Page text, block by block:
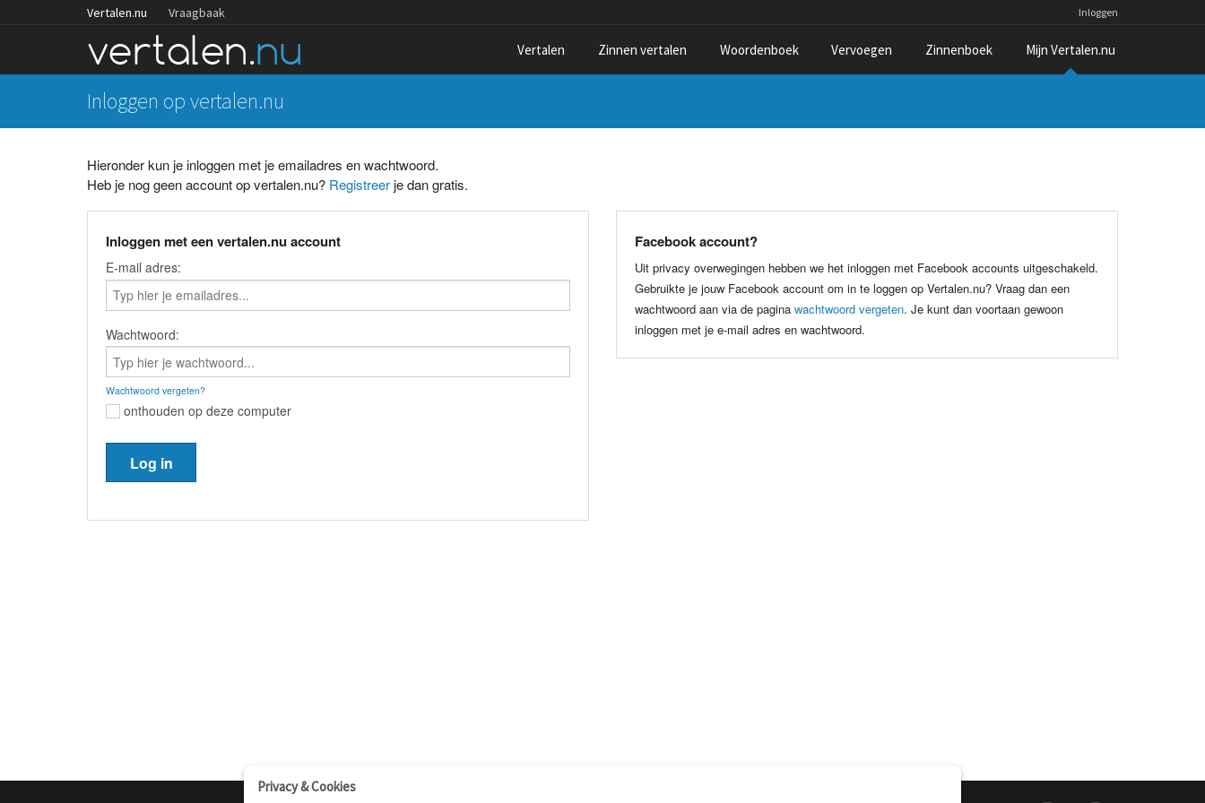
Vertalen.nu Vraagbaak Inloggen
Vertalen Zinnen vertalen Woordenboek Vervoegen Zinnenboek Mijn Vertalen.nu
Inloggen op vertalen.nu
Hieronder kun je inloggen met je emailadres en wachtwoord.
Heb je nog geen account op vertalen.nu? Registreerje dan gratis.
Inloggen met een vertalen.nu account
E-mail adres:
Wachtwoord:
Wachtwoord vergeten?
onthouden op deze computer
Facebook account?
Uit privacy overwegingen hebben we het inloggen met Facebook accounts uitgeschakeld.
Gebruikte je jouw Facebook account om in te loggen op Vertalen.nu? Vraag dan een
wachtwoord aan via de pagina wachtwoord vergeten. Je kunt dan voortaan gewoon
inloggen met je e-mail adres en wachtwoord.
Privacy & Cookies